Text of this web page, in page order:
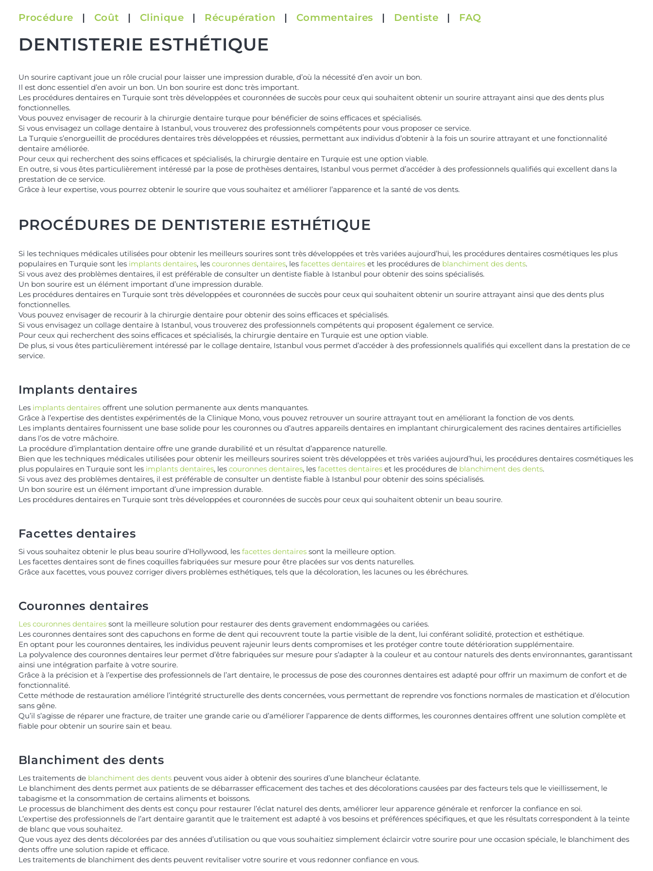
t
a
m
*
Procédure | Coût | Clinique | Récupération | Commentaires | Dentiste | FAQ
DENTISTERIE ESTHÉTIQUE
Un sourire captivant joue un rôle crucial pour laisser une impression durable, d’où la nécessité d’en avoir un bon.
Il est donc essentiel d’en avoir un bon. Un bon sourire est donc très important.
Les procédures dentaires en Turquie sont très développées et couronnées de succès pour ceux qui souhaitent obtenir un sourire attrayant ainsi que des dents plus
fonctionnelles.
Vous pouvez envisager de recourir à la chirurgie dentaire turque pour bénéficier de soins efficaces et spécialisés.
Si vous envisagez un collage dentaire à Istanbul, vous trouverez des professionnels compétents pour vous proposer ce service.
La Turquie s’enorgueillit de procédures dentaires très développées et réussies, permettant aux individus d’obtenir à la fois un sourire attrayant et une fonctionnalité
dentaire améliorée.
Pour ceux qui recherchent des soins efficaces et spécialisés, la chirurgie dentaire en Turquie est une option viable.
En outre, si vous êtes particulièrement intéressé par la pose de prothèses dentaires, Istanbul vous permet d’accéder à des professionnels qualifiés qui excellent dans la
prestation de ce service.
Grâce à leur expertise, vous pourrez obtenir le sourire que vous souhaitez et améliorer l’apparence et la santé de vos dents.
PROCÉDURES DE DENTISTERIE ESTHÉTIQUE
Si les techniques médicales utilisées pour obtenir les meilleurs sourires sont très développées et très variées aujourd’hui, les procédures dentaires cosmétiques les plus
populaires en Turquie sont les implants dentaires, les couronnes dentaires, les facettes dentaireset les procédures de blanchiment des dents.
Si vous avez des problèmes dentaires, il est préférable de consulter un dentiste fiable à Istanbul pour obtenir des soins spécialisés.
Un bon sourire est un élément important d’une impression durable.
Les procédures dentaires en Turquie sont très développées et couronnées de succès pour ceux qui souhaitent obtenir un sourire attrayant ainsi que des dents plus
fonctionnelles.
Vous pouvez envisager de recourir à la chirurgie dentaire pour obtenir des soins efficaces et spécialisés.
Si vous envisagez un collage dentaire à Istanbul, vous trouverez des professionnels compétents qui proposent également ce service.
Pour ceux qui recherchent des soins efficaces et spécialisés, la chirurgie dentaire en Turquie est une option viable.
De plus, si vous êtes particulièrement intéressé par le collage dentaire, Istanbul vous permet d’accéder à des professionnels qualifiés qui excellent dans la prestation de ce
service.
Implants dentaires
Les implants dentairesoffrent une solution permanente aux dents manquantes.
Grâce à l’expertise des dentistes expérimentés de la Clinique Mono, vous pouvez retrouver un sourire attrayant tout en améliorant la fonction de vos dents.
Les implants dentaires fournissent une base solide pour les couronnes ou d’autres appareils dentaires en implantant chirurgicalement des racines dentaires artificielles
dans l’os de votre mâchoire.
La procédure d’implantation dentaire offre une grande durabilité et un résultat d’apparence naturelle.
Bien que les techniques médicales utilisées pour obtenir les meilleurs sourires soient très développées et très variées aujourd’hui, les procédures dentaires cosmétiques les
plus populaires en Turquie sont les implants dentaires, les couronnes dentaires, les facettes dentaireset les procédures de blanchiment des dents.
Si vous avez des problèmes dentaires, il est préférable de consulter un dentiste fiable à Istanbul pour obtenir des soins spécialisés.
Un bon sourire est un élément important d’une impression durable.
Les procédures dentaires en Turquie sont très développées et couronnées de succès pour ceux qui souhaitent obtenir un beau sourire.
Facettes dentaires
Si vous souhaitez obtenir le plus beau sourire d’Hollywood, les facettes dentairessont la meilleure option.
Les facettes dentaires sont de fines coquilles fabriquées sur mesure pour être placées sur vos dents naturelles.
Grâce aux facettes, vous pouvez corriger divers problèmes esthétiques, tels que la décoloration, les lacunes ou les ébréchures.
Couronnes dentaires
Les couronnes dentairessont la meilleure solution pour restaurer des dents gravement endommagées ou cariées.
Les couronnes dentaires sont des capuchons en forme de dent qui recouvrent toute la partie visible de la dent, lui conférant solidité, protection et esthétique.
En optant pour les couronnes dentaires, les individus peuvent rajeunir leurs dents compromises et les protéger contre toute détérioration supplémentaire.
La polyvalence des couronnes dentaires leur permet d’être fabriquées sur mesure pour s’adapter à la couleur et au contour naturels des dents environnantes, garantissant
ainsi une intégration parfaite à votre sourire.
Grâce à la précision et à l’expertise des professionnels de l’art dentaire, le processus de pose des couronnes dentaires est adapté pour offrir un maximum de confort et de
fonctionnalité.
Cette méthode de restauration améliore l’intégrité structurelle des dents concernées, vous permettant de reprendre vos fonctions normales de mastication et d’élocution
sans gêne.
Qu’il s’agisse de réparer une fracture, de traiter une grande carie ou d’améliorer l’apparence de dents difformes, les couronnes dentaires offrent une solution complète et
fiable pour obtenir un sourire sain et beau.
Blanchiment des dents
Les traitements de blanchiment des dentspeuvent vous aider à obtenir des sourires d’une blancheur éclatante.
Le blanchiment des dents permet aux patients de se débarrasser efficacement des taches et des décolorations causées par des facteurs tels que le vieillissement, le
tabagisme et la consommation de certains aliments et boissons.
Le processus de blanchiment des dents est conçu pour restaurer l’éclat naturel des dents, améliorer leur apparence générale et renforcer la confiance en soi.
L’expertise des professionnels de l’art dentaire garantit que le traitement est adapté à vos besoins et préférences spécifiques, et que les résultats correspondent à la teinte
de blanc que vous souhaitez.
Que vous ayez des dents décolorées par des années d’utilisation ou que vous souhaitiez simplement éclaircir votre sourire pour une occasion spéciale, le blanchiment des
dents offre une solution rapide et efficace.
Les traitements de blanchiment des dents peuvent revitaliser votre sourire et vous redonner confiance en vous.